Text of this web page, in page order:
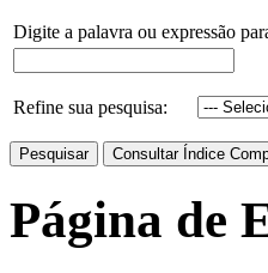
Digite a palavra ou expressão
Refine sua pesquisa:
Página de